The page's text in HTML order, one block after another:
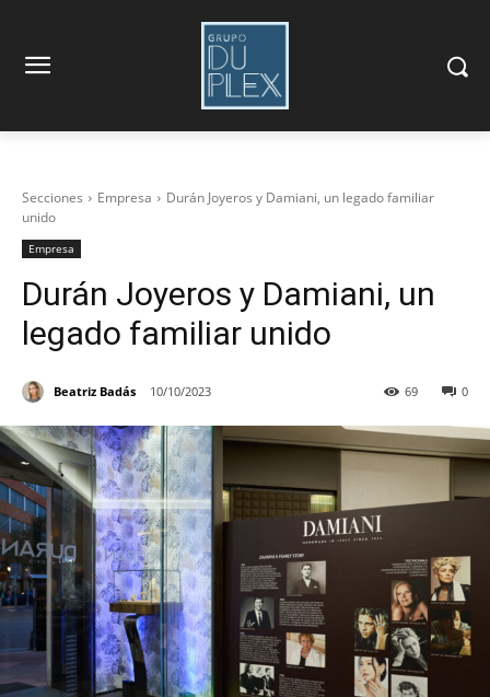
Secciones Empresa
Durán Joyeros y Damiani, un legado familiar
unido
Empresa
Durán Joyeros y Damiani, un
legado familiar unido
Beatriz Badás 10/10/2023 0
69